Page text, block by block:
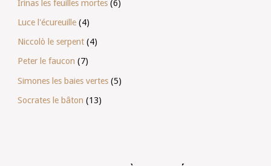
Irinas les feuilles mortes(6)
Luce l'écureuille(4)
Niccolò le serpent(4)
Peter le faucon (7)
Simones les baies vertes(5)
Socrates le bâton (13)